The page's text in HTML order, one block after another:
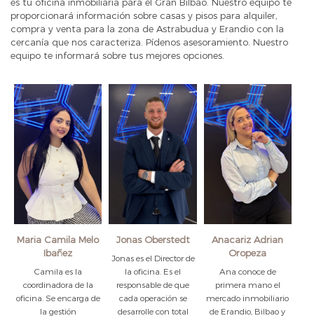
proporcionará información sobre casas y pisos para alquiler,
compra y venta para la zona de Astrabudua y Erandio con la
cercanía que nos caracteriza. Pídenos asesoramiento. Nuestro
equipo te informará sobre tus mejores opciones.
Maria Camila Melo
Ibañez
Camila es la
coordinadora de la
oficina. Se encarga de
la gestión
Jonas Oberstedt
Jonas es el Director de
la oficina. Es el
responsable de que
cada operación se
desarrolle con total
Anacariz Adrian
Oropeza
Ana conoce de
primera mano el
mercado inmobiliario
de Erandio, Bilbao y